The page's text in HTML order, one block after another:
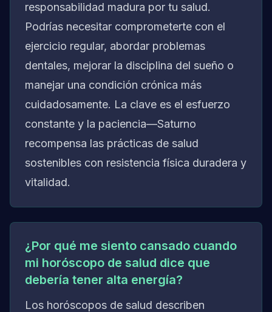
responsabilidad madura por tu salud.
Podrías necesitar comprometerte con el
ejercicio regular, abordar problemas
dentales, mejorar la disciplina del sueño o
manejar una condición crónica más
cuidadosamente. La clave es el esfuerzo
constante y la paciencia—Saturno
recompensa las prácticas de salud
sostenibles con resistencia física duradera y
vitalidad.
¿Por qué me siento cansado cuando
mi horóscopo de salud dice que
debería tener alta energía?
Los horóscopos de salud describen